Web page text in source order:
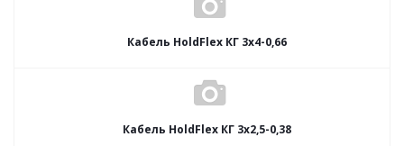
Кабель HoldFlex КГ 3x4-0,66
Кабель HoldFlex КГ 3x2,5-0,38